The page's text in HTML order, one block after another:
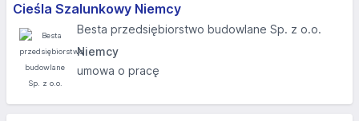
Cieśla Szalunkowy Niemcy
Besta przedsiębiorstwo budowlane Sp. z o.o.
Niemcy
umowa o pracę